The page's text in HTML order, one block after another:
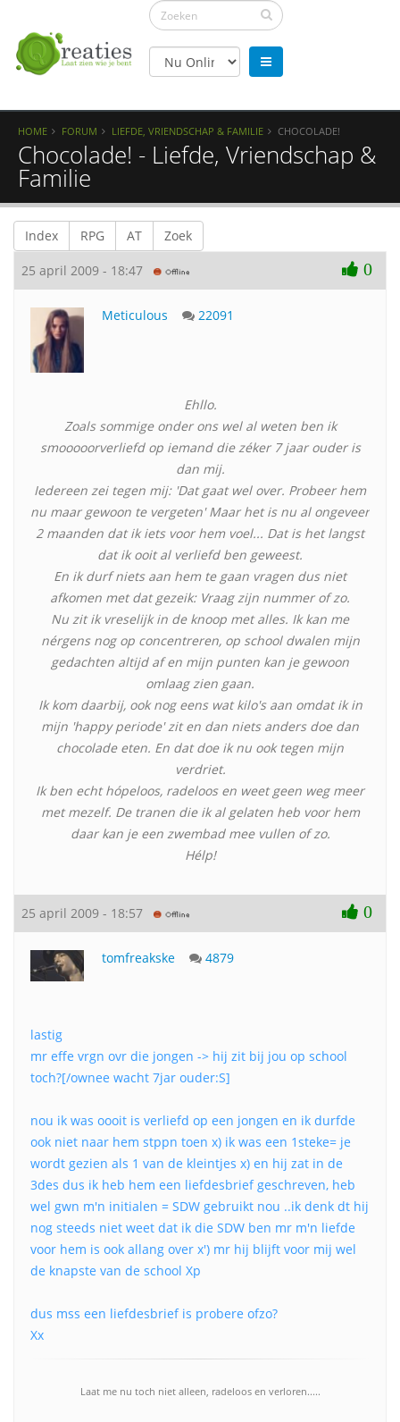
HOME FORUM LIEFDE, VRIENDSCHAP & FAMILIE CHOCOLADE!
Chocolade! - Liefde, Vriendschap &
Familie
Index RPG AT Zoek
25 april 2009 - 18:47 0
Meticulous 22091
Ehllo.
Zoals sommige onder ons wel al weten ben ik
smooooorverliefd op iemand die zéker 7 jaar ouder is
dan mij.
Iedereen zei tegen mij: 'Dat gaat wel over. Probeer hem
nu maar gewoon te vergeten' Maar het is nu al ongeveer
2 maanden dat ik iets voor hem voel... Dat is het langst
dat ik ooit al verliefd ben geweest.
En ik durf niets aan hem te gaan vragen dus niet
afkomen met dat gezeik: Vraag zijn nummer of zo.
Nu zit ik vreselijk in de knoop met alles. Ik kan me
nérgens nog op concentreren, op school dwalen mijn
gedachten altijd af en mijn punten kan je gewoon
omlaag zien gaan.
Ik kom daarbij, ook nog eens wat kilo's aan omdat ik in
mijn 'happy periode' zit en dan niets anders doe dan
chocolade eten. En dat doe ik nu ook tegen mijn
verdriet.
Ik ben echt hópeloos, radeloos en weet geen weg meer
met mezelf. De tranen die ik al gelaten heb voor hem
daar kan je een zwembad mee vullen of zo.
Hélp!
25 april 2009 - 18:57 0
tomfreakske 4879
lastig
mr effe vrgn ovr die jongen -> hij zit bij jou op school
toch?[/ownee wacht 7jar ouder:S]
nou ik was oooit is verliefd op een jongen en ik durfde
ook niet naar hem stppn toen x) ik was een 1steke= je
wordt gezien als 1 van de kleintjes x) en hij zat in de
3des dus ik heb hem een liefdesbrief geschreven, heb
wel gwn m'n initialen = SDW gebruikt nou ..ik denk dt hij
nog steeds niet weet dat ik die SDW ben mr m'n liefde
voor hem is ook allang over x') mr hij blijft voor mij wel
de knapste van de school Xp
dus mss een liefdesbrief is probere ofzo?
Xx
Laat me nu toch niet alleen, radeloos en verloren.....